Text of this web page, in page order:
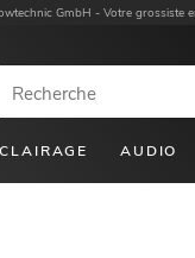
GmbH - Votre grossiste
AUDIO